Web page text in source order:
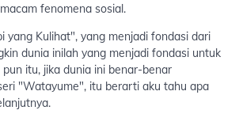
fenomena sosial.
yang Kulihat", yang menjadi fondasi dari
dunia inilah yang menjadi fondasi untuk
itu, jika dunia ini benar-benar
"Watayume", itu berarti aku tahu apa